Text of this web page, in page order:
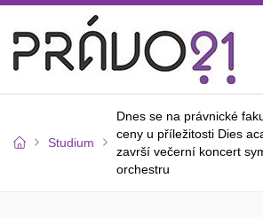
Studium
Dnes se na právnické
ceny u příležitosti Dies
završí večerní koncert
orchestru